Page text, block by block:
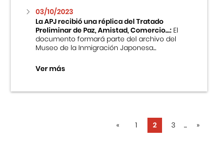
03/10/2023
La APJ recibió una réplica del Tratado
Preliminar de Paz, Amistad, Comercio...:El
documento formará parte del archivo del
Museo de la Inmigración Japonesa...
Ver más
« 1 2 3 ... »